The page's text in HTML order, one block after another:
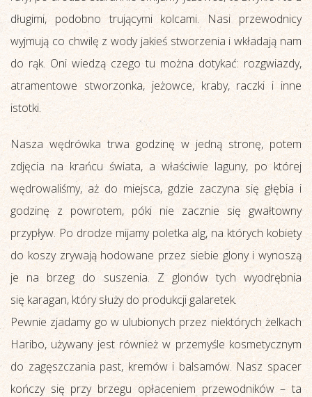
długimi, podobno trującymi kolcami. Nasi przewodnicy
wyjmują co chwilę z wody jakieś stworzenia i wkładają nam
do rąk. Oni wiedzą czego tu można dotykać: rozgwiazdy,
atramentowe stworzonka, jeżowce, kraby, raczki i inne
istotki.
Nasza wędrówka trwa godzinę w jedną stronę, potem
zdjęcia na krańcu świata, a właściwie laguny, po której
wędrowaliśmy, aż do miejsca, gdzie zaczyna się głębia i
godzinę z powrotem, póki nie zacznie się gwałtowny
przypływ. Po drodze mijamy poletka alg, na których kobiety
do koszy zrywają hodowane przez siebie glony i wynoszą
je na brzeg do suszenia. Z glonów tych wyodrębnia
się karagan, który służy do produkcji galaretek.
Pewnie zjadamy go w ulubionych przez niektórych żelkach
Haribo, używany jest również w przemyśle kosmetycznym
do zagęszczania past, kremów i balsamów. Nasz spacer
kończy się przy brzegu opłaceniem przewodników – ta